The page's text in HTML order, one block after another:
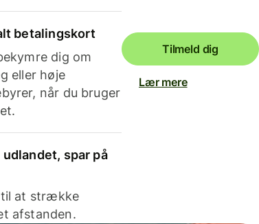
betalingskort
dig om
eller høje
når du bruger
spar på
til at strække
afstanden.
Tilmeld dig
Lær mere